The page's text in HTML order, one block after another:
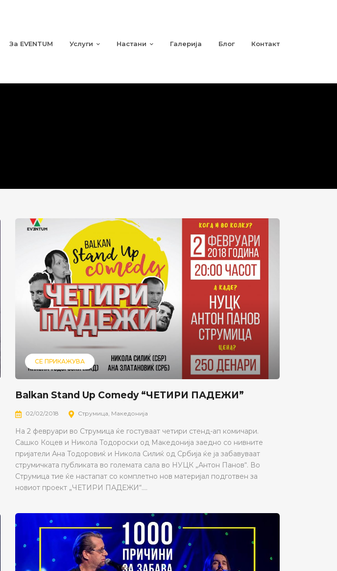
За EVENTUM Услуги Настани Галерија Блог Контакт
СЕ ПРИКАЖУВА
Balkan Stand Up Comedy “ЧЕТИРИ ПАДЕЖИ”
02/02/2018 Струмица, Македонија
На 2 февруари во Струмица ќе гостуваат четири стенд-ап комичари.
Сашко Коцев и Никола Тодороски од Македонија заедно со нивните
пријатели Ана Тодоровиќ и Никола Силиќ од Србија ќе ја забавуваат
струмичката публиката во големата сала во НУЦК „Антон Панов“. Во
Струмица тие ќе настапат со комплетно нов материјал подготвен за
новиот проект „ЧЕТИРИ ПАДЕЖИ“....